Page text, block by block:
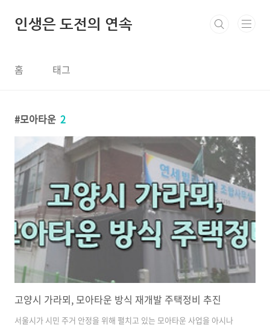
인생은 도전의 연속
홈 태그
모아타운 2
고양시 가라뫼, 모아타운 방식 재개발 주택정비 추진
서울시가 시민 주거 안정을 위해 펼치고 있는 모아타운 사업을 아시나